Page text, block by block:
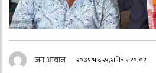
जन आवाज २०७९ भाद्र २५, शनिबार १०:०१